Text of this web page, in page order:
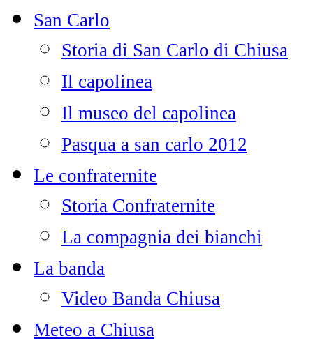
San Carlo
Storia di San Carlo di Chiusa
Il capolinea
Il museo del capolinea
Pasqua a san carlo 2012
Le confraternite
Storia Confraternite
La compagnia dei bianchi
La banda
Video Banda Chiusa
Meteo a Chiusa